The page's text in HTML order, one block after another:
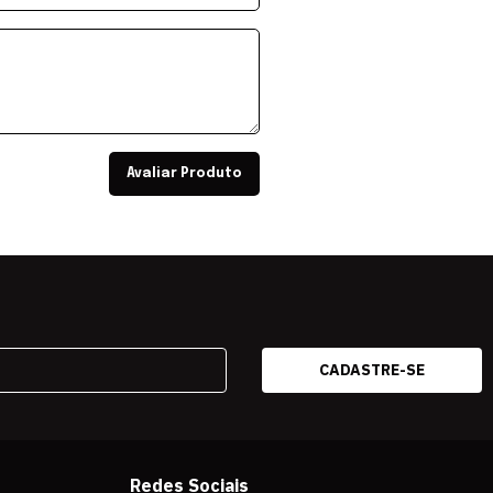
Avaliar Produto
Redes Sociais